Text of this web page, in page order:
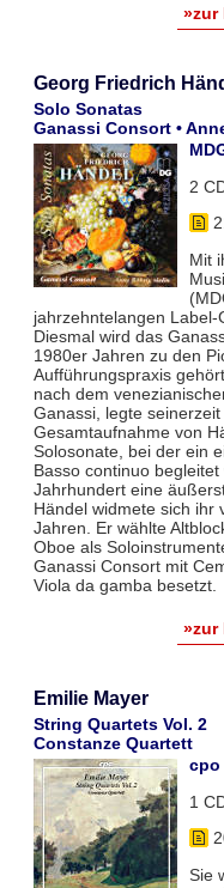
»zur
Georg Friedrich
Solo Sonatas
Ganassi Consort •
2
Mit
jahrzehntelangen Label-
Diesmal wird das
1980er Jahren zu den
Aufführungspraxis
nach dem
Ganassi, legte
Gesamtaufnahme von
Solosonate, bei der ein
Basso continuo
Jahrhundert eine
Händel widmete sich ihr
Jahren. Er wählte
Oboe als
Ganassi Consort mit
Viola da gamba besetzt.
»zur
Emilie Mayer
String Quartets Vol. 2
Constanze Quartett
cpo
1
Sie